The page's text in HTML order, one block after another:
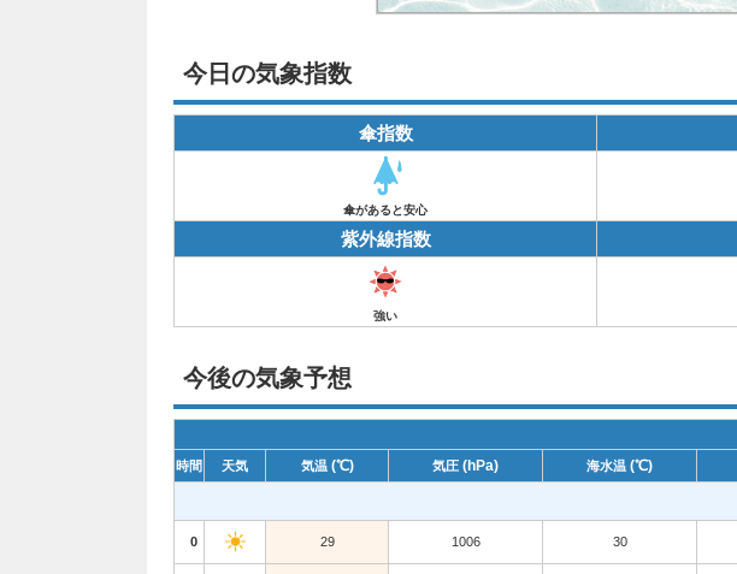
今日の気象指数
傘指数
傘があると安心
紫外線指数
強い
今後の気象予想
時間 天気 気温 (℃) 気圧 (hPa) 海水温 (℃)
0 29 1006 30